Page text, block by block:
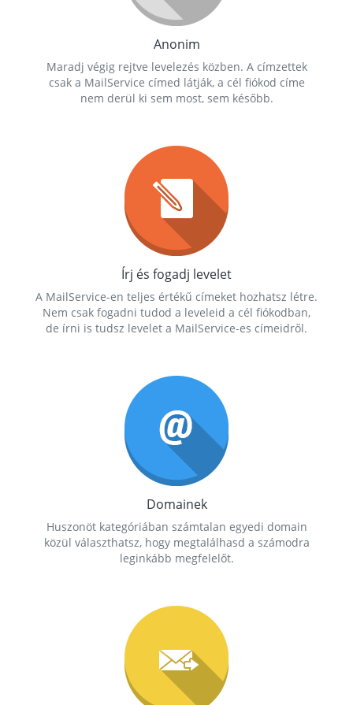
Anonim
Maradj végig rejtve levelezés közben. A címzettek
csak a MailService címed látják, a cél fiókod címe
nem derül ki sem most, sem később.
Írj és fogadj levelet
A MailService-en teljes értékű címeket hozhatsz létre.
Nem csak fogadni tudod a leveleid a cél fiókodban,
de írni is tudsz levelet a MailService-es címeidről.
Domainek
Huszonöt kategóriában számtalan egyedi domain
közül választhatsz, hogy megtalálhasd a számodra
leginkább megfelelőt.